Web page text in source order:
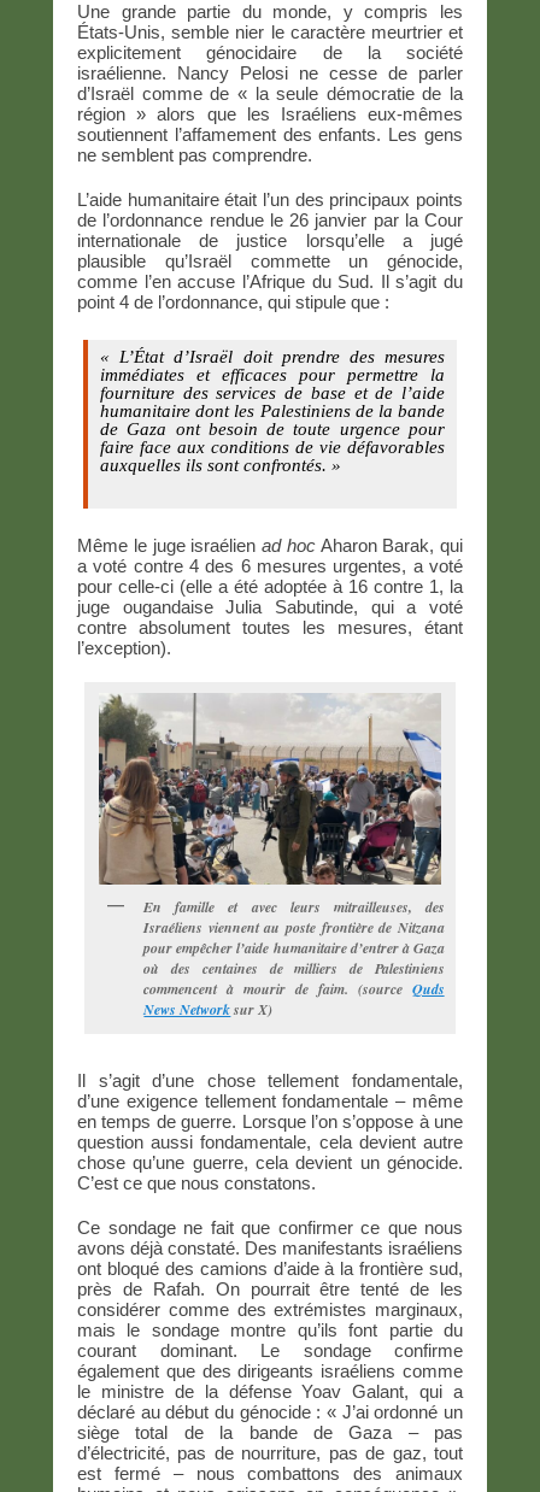
Une grande partie du monde, y compris les
États-Unis, semble nier le caractère meurtrier et
explicitement génocidaire de la société
israélienne. Nancy Pelosi ne cesse de parler
d’Israël comme de « la seule démocratie de la
région » alors que les Israéliens eux-mêmes
soutiennent l’affamement des enfants. Les gens
ne semblent pas comprendre.
L’aide humanitaire était l’un des principaux points
de l’ordonnance rendue le 26 janvier par la Cour
internationale de justice lorsqu’elle a jugé
plausible qu’Israël commette un génocide,
comme l’en accuse l’Afrique du Sud. Il s’agit du
point 4 de l’ordonnance, qui stipule que :
« L’État d’Israël doit prendre des mesures
immédiates et efficaces pour permettre la
fourniture des services de base et de l’aide
humanitaire dont les Palestiniens de la bande
de Gaza ont besoin de toute urgence pour
faire face aux conditions de vie défavorables
auxquelles ils sont confrontés. »
Même le juge israélien ad hocAharon Barak, qui
a voté contre 4 des 6 mesures urgentes, a voté
pour celle-ci (elle a été adoptée à 16 contre 1, la
juge ougandaise Julia Sabutinde, qui a voté
contre absolument toutes les mesures, étant
l’exception).
En famille et avec leurs mitrailleuses, des
Israéliens viennent au poste frontière de Nitzana
pour empêcher l’aide humanitaire d’entrer à Gaza
où des centaines de milliers de Palestiniens
commencent à mourir de faim. (source Quds
News Networksur X)
Il s’agit d’une chose tellement fondamentale,
d’une exigence tellement fondamentale – même
en temps de guerre. Lorsque l’on s’oppose à une
question aussi fondamentale, cela devient autre
chose qu’une guerre, cela devient un génocide.
C’est ce que nous constatons.
Ce sondage ne fait que confirmer ce que nous
avons déjà constaté. Des manifestants israéliens
ont bloqué des camions d’aide à la frontière sud,
près de Rafah. On pourrait être tenté de les
considérer comme des extrémistes marginaux,
mais le sondage montre qu’ils font partie du
courant dominant. Le sondage confirme
également que des dirigeants israéliens comme
le ministre de la défense Yoav Galant, qui a
déclaré au début du génocide : « J’ai ordonné un
siège total de la bande de Gaza – pas
d’électricité, pas de nourriture, pas de gaz, tout
est fermé – nous combattons des animaux